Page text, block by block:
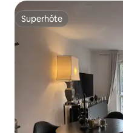
Superhôte
Superhôte